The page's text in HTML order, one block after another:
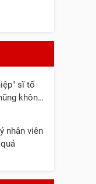
sĩ tố
không
nhân viên